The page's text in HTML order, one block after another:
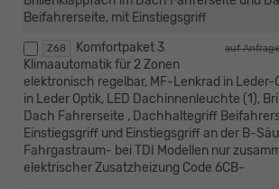
Beifahrerseite, mit Einstiegsgriff
Z68 auf Anfrage
Komfortpaket 3
Klimaautomatik für 2 Zonen
elektronisch regelbar, MF-Lenkrad in Leder-
in Leder Optik, LED Dachinnenleuchte (1),
Dach Fahrerseite , Dachhaltegriff
Einstiegsgriff und Einstiegsgriff an der B-
Fahrgastraum- bei TDI Modellen nur
elektrischer Zusatzheizung Code 6CB-